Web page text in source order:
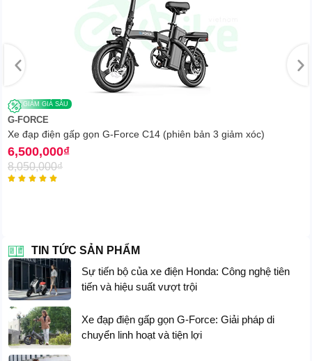
GIẢM GIÁ SÂU
G-FORCE
Xe đạp điện gấp gọn G-Force C14 (phiên bản 3 giảm xóc)
8,050,000₫
6,500,000₫
    
TIN TỨC SẢN PHẨM
Sự tiến bộ của xe điện Honda: Công nghệ tiên
tiến và hiệu suất vượt trội
Xe đạp điện gấp gọn G-Force: Giải pháp di
chuyển linh hoạt và tiện lợi